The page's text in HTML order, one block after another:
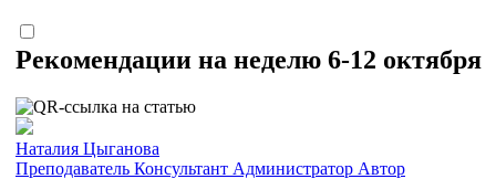
Рекомендации на неделю 6-12 октября
Наталия Цыганова
Преподаватель Консультант Администратор Автор